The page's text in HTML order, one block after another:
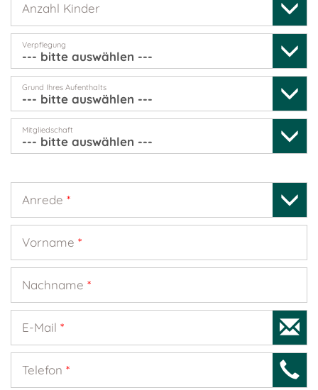
Anzahl Kinder
Verpflegung
Grund Ihres Aufenthalts
Mitgliedschaft
Anrede *
Vorname *
Nachname *
E-Mail *
Telefon *